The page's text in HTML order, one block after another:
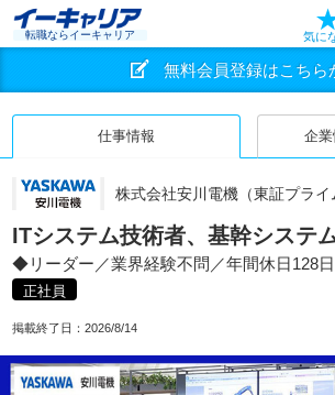
転職ならイーキャリア 気に
無料会員登録はこちら
仕事情報 企
株式会社安川電機（東証プライ
ITシステム技術者、基幹システ
◆リーダー／業界経験不問／年間休日128
正社員
掲載終了日： 2026/8/14